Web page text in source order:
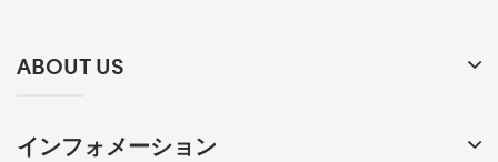
ABOUT US
インフォメーション